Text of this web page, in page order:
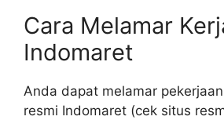
Cara Melamar
Indomaret
Anda dapat melamar
resmi Indomaret (cek situs